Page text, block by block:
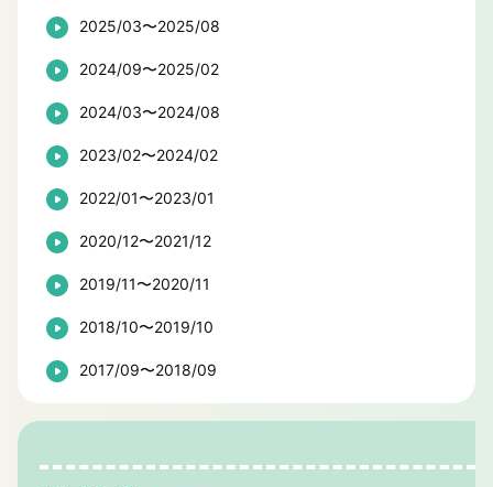
2025/03〜2025/08
2024/09〜2025/02
2024/03〜2024/08
2023/02〜2024/02
2022/01〜2023/01
2020/12〜2021/12
2019/11〜2020/11
2018/10〜2019/10
2017/09〜2018/09